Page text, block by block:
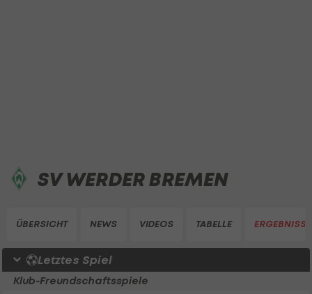
SV WERDER BREMEN
ÜBERSICHT NEWS VIDEOS TABELLE ERGEBNISSE
Letztes Spiel
Klub-Freundschaftsspiele